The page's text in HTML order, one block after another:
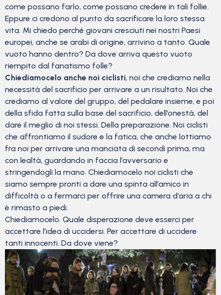
come possano farlo, come possano credere in tali follie.
Eppure ci credono al punto da sacrificare la loro stessa
vita. Mi chiedo perché giovani cresciuti nei nostri Paesi
europei, anche se arabi di origine, arrivino a tanto. Quale
vuoto hanno dentro? Da dove arriva questo vuoto
riempito dal fanatismo folle?
Chiediamocelo anche noi ciclisti, noi che crediamo nella
necessità del sacrificio per arrivare a un risultato. Noi che
crediamo al valore del gruppo, del pedalare insieme, e poi
della sfida fatta sulla base del sacrificio, dell’onestà, del
dare il meglio di noi stessi. Della preparazione. Noi ciclisti
che affrontiamo il sudore e la fatica, che anche lottiamo
fra noi per arrivare una manciata di secondi prima, ma
con lealtà, guardando in faccia l’avversario e
stringendogli la mano. Chiediamocelo noi ciclisti che
siamo sempre pronti a dare una spinta all’amico in
difficoltà o a fermarci per offrire una camera d’aria a chi
è rimasto a piedi.
Chiediamocelo. Quale disperazione deve esserci per
accettare l’idea di uccidersi. Per accettare di uccidere
tanti innocenti. Da dove viene?